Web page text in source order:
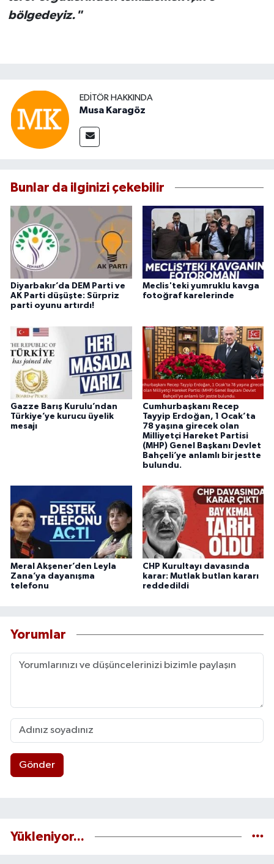
bölgedeyiz."
EDITÖR HAKKINDA
Musa Karagöz
Bunlar da ilginizi çekebilir
Diyarbakır’da DEM Parti ve
AK Parti düşüşte: Sürpriz
parti oyunu artırdı!
Meclis'teki yumruklu kavga
fotoğraf karelerinde
Gazze Barış Kurulu’ndan
Türkiye’ye kurucu üyelik
mesajı
Cumhurbaşkanı Recep
Tayyip Erdoğan, 1 Ocak’ta
78 yaşına girecek olan
Milliyetçi Hareket Partisi
(MHP) Genel Başkanı Devlet
Bahçeli’ye anlamlı bir jestte
bulundu.
Meral Akşener’den Leyla
Zana’ya dayanışma
telefonu
CHP Kurultayı davasında
karar: Mutlak butlan kararı
reddedildi
Yorumlar
Gönder
Yükleniyor...